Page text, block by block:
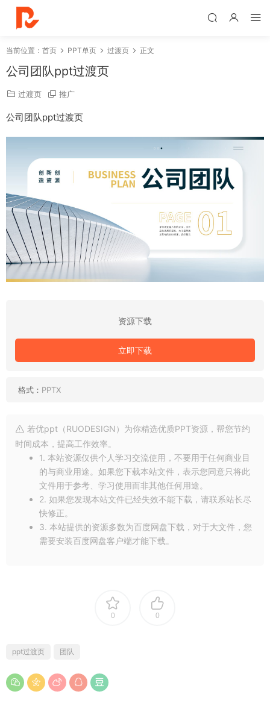
当前位置： 首页 PPT单页 过渡页 正文
公司团队ppt过渡页
过渡页 推广
公司团队ppt过渡页
资源下载
立即下载
格式： PPTX
若优ppt（RUODESIGN）为你精选优质PPT资源，帮您节约
时间成本，提高工作效率。
1. 本站资源仅供个人学习交流使用，不要用于任何商业目
的与商业用途。如果您下载本站文件，表示您同意只将此
文件用于参考、学习使用而非其他任何用途。
2. 如果您发现本站文件已经失效不能下载，请联系站长尽
快修正。
3. 本站提供的资源多数为百度网盘下载，对于大文件，您
需要安装百度网盘客户端才能下载。
0 0
ppt过渡页 团队